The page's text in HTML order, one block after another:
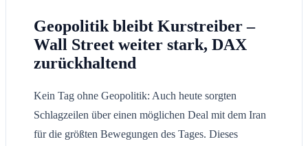
Geopolitik bleibt Kurstreiber –
Wall Street weiter stark, DAX
zurückhaltend
Kein Tag ohne Geopolitik: Auch heute sorgten
Schlagzeilen über einen möglichen Deal mit dem Iran
für die größten Bewegungen des Tages. Dieses